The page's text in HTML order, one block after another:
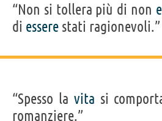
“Non si tollera più di non
di essere stati ragionevoli.”
“Spesso la vita si
romanziere.”